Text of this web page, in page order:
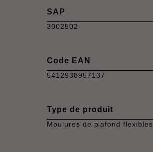
SAP
3002502
Code EAN
5412938957137
Type de produit
Moulures de plafond flexibles